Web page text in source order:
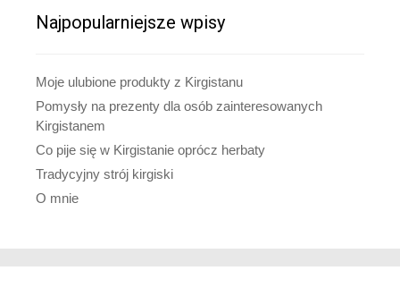
Najpopularniejsze wpisy
Moje ulubione produkty z Kirgistanu
Pomysły na prezenty dla osób zainteresowanych
Kirgistanem
Co pije się w Kirgistanie oprócz herbaty
Tradycyjny strój kirgiski
O mnie